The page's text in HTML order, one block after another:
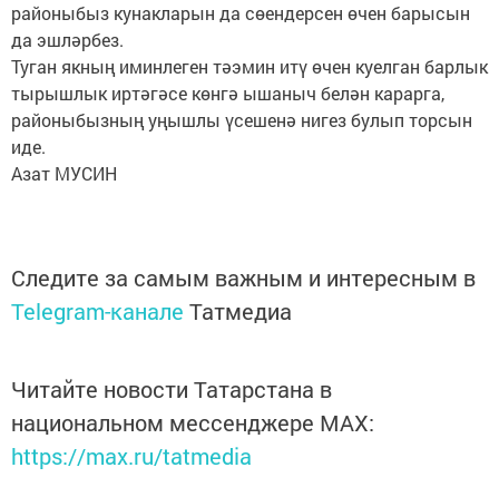
районыбыз кунакларын да сөендерсен өчен барысын
да эшләрбез.
Туган якның иминлеген тәэмин итү өчен куелган барлык
тырышлык иртәгәсе көнгә ышаныч белән карарга,
районыбызның уңышлы үсешенә нигез булып торсын
иде.
Азат МУСИН
Следите за самым важным и интересным в
Telegram-канале Татмедиа
Читайте новости Татарстана в
национальном мессенджере MАХ:
https://max.ru/tatmedia